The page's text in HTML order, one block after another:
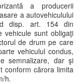
a producerii
a autovehiculului
disp. art. 154 din
vehicule sunt obligaţi
de drum pe care
vehiculul condus,
semnalizare, dar şi
conform cărora limita
h.